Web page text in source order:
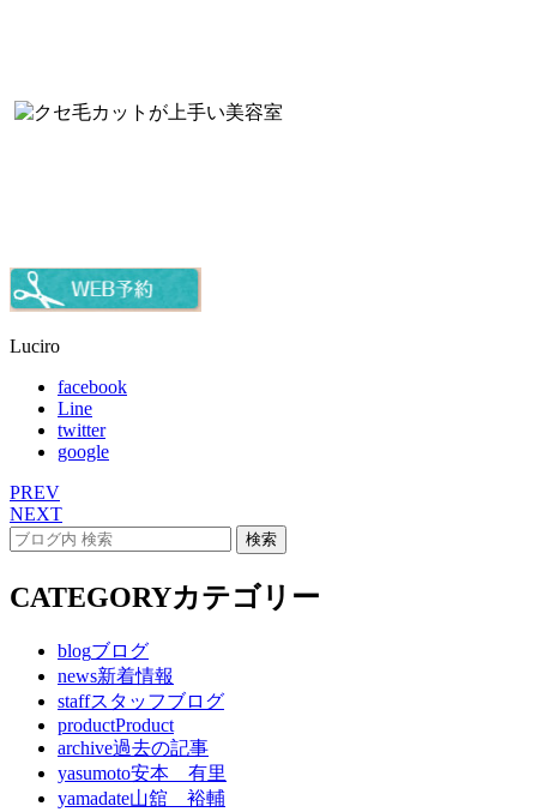
Luciro
facebook
Line
twitter
google
PREV
NEXT
CATEGORYカテゴリー
blogブログ
news新着情報
staffスタッフブログ
productProduct
archive過去の記事
yasumoto安本 有里
yamadate山舘 裕輔